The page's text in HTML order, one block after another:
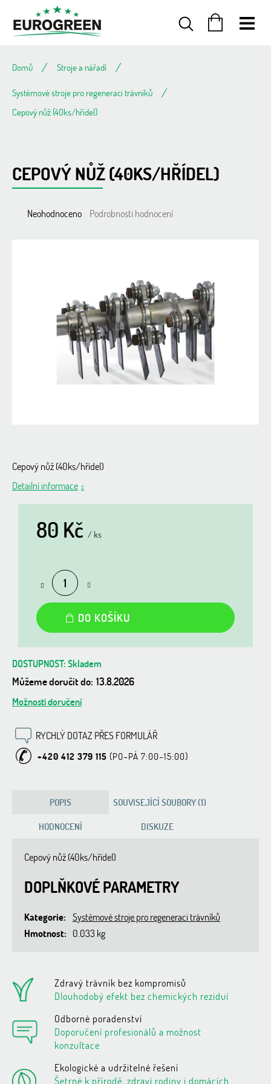
obsah
Domů Stroje a nářadí
Systémové stroje pro regeneraci trávníků
Cepový nůž (40ks/hřídel)
CEPOVÝ NŮŽ (40KS/HŘÍDEL)
Průměrné
hvězdiček.
Neohodnoceno Podrobnosti hodnocení
Cepový nůž (40ks/hřídel)
Detailní informace
80 Kč / ks
DO KOŠÍKU
Skladem
Můžeme doručit do: 13.8.2026
Možnosti doručení
RYCHLÝ DOTAZ PŘES FORMULÁŘ
+420 412 379 115
POPIS
SOUVISEJÍCÍ SOUBORY (1)
HODNOCENÍ
DISKUZE
Cepový nůž (40ks/hřídel)
DOPLŇKOVÉ PARAMETRY
Kategorie: Systémové stroje pro regeneraci trávníků
Hmotnost: 0.033 kg
Zdravý trávník bez kompromisů
Dlouhodobý efekt bez chemických reziduí
Odborné poradenství
Doporučení profesionálů a možnost
konzultace
Ekologické a udržitelné řešení
Šetrné k přírodě, zdraví rodiny i domácích